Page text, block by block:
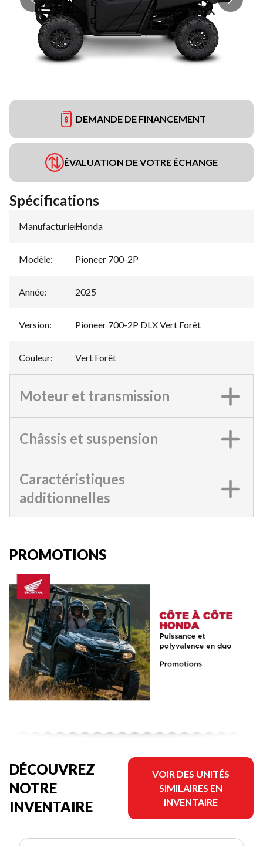
DEMANDE DE FINANCEMENT
ÉVALUATION DE VOTRE ÉCHANGE
Spécifications
Manufacturier:
Honda
Modèle: Pioneer 700-2P
Année: 2025
Version: Pioneer 700-2P DLX Vert Forêt
Couleur: Vert Forêt
Moteur et transmission
Châssis et suspension
Caractéristiques
additionnelles
PROMOTIONS
DÉCOUVREZ
NOTRE
INVENTAIRE
VOIR DES UNITÉS
SIMILAIRES EN
INVENTAIRE